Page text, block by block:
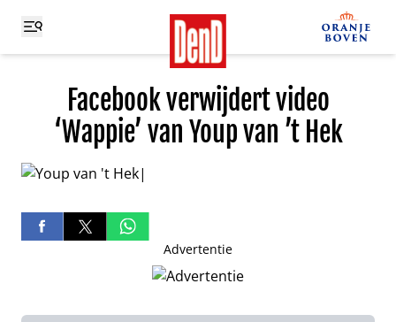
Facebook verwijdert video
‘Wappie’ van Youp van ’t Hek
Advertentie